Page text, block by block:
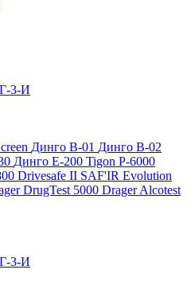
3-И
Динго В-01 Динго В-02
Динго Е-200 Tigon P-6000
Drivesafe II SAF'IR Evolution
DrugTest 5000 Drager Alcotest
3-И